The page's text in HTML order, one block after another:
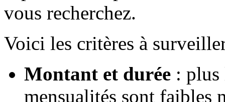
vous recherchez.
Voici les critères à
Montant et durée : plus
mensualités sont faibles